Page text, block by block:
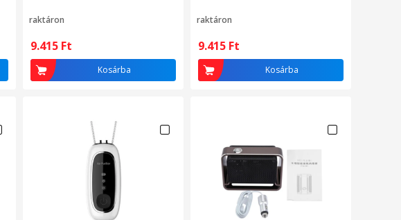
raktáron
9.415 Ft
Kosárba
raktáron
9.415 Ft
Kosárba